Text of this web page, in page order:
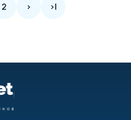
2 > >|